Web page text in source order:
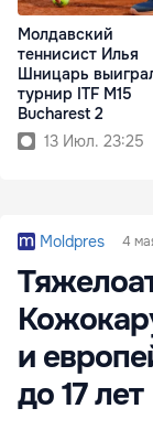
Молдавский
теннисист Илья
Шницарь
турнир ITF M15
Bucharest 2
13 Июл. 23:25
Moldpres 4
и
до 17 лет